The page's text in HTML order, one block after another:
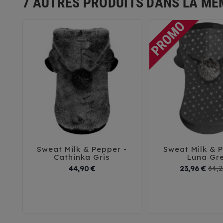
  
Sweat Milk & Pepper -
Cathinka Gris
44,90 €Prix
 
Sweat Milk &
Luna
23,96 €